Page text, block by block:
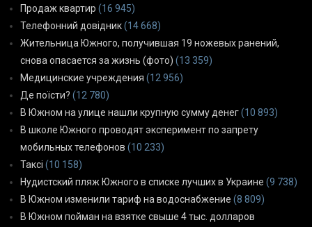
Продаж квартир (16 945)
Телефонний довідник(14 668)
Жительница Южного, получившая 19 ножевых ранений,
снова опасается за жизнь (фото) (13 359)
Медицинские учреждения (12 956)
Де поїсти? (12 780)
В Южном на улице нашли крупную сумму денег(10 893)
В школе Южного проводят эксперимент по запрету
мобильных телефонов (10 233)
Таксі (10 158)
Нудистский пляж Южного в списке лучших в Украине (9 738)
В Южном изменили тариф на водоснабжение (8 809)
В Южном пойман на взятке свыше 4 тыс. долларов